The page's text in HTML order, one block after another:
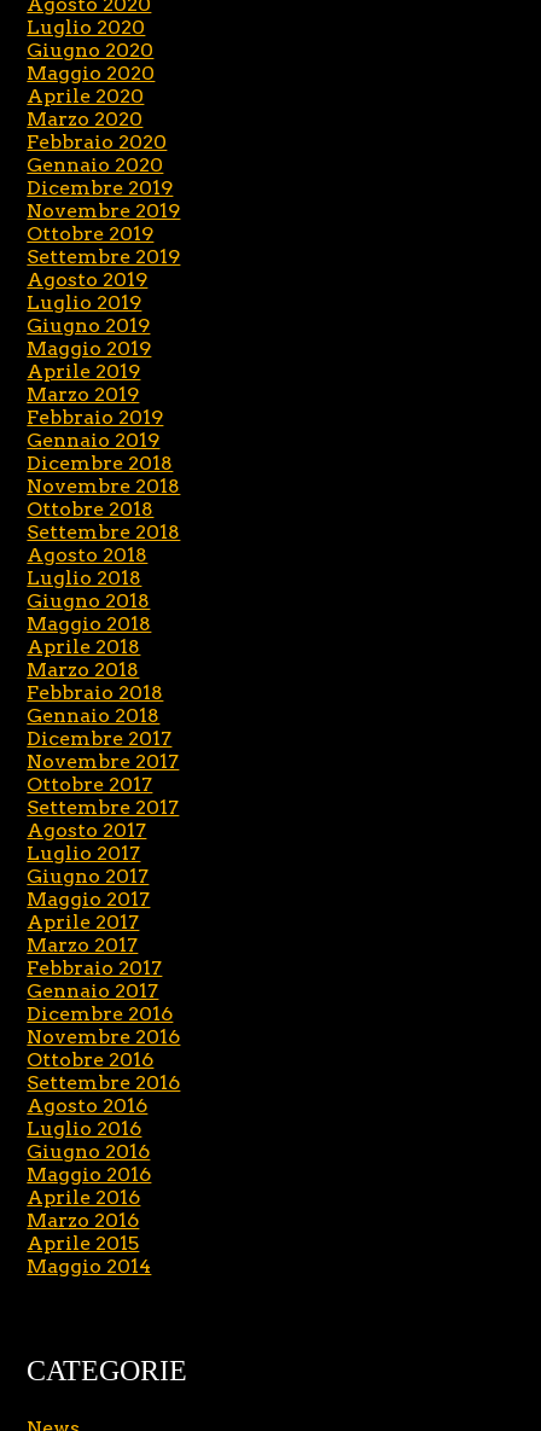
Luglio 2020
Giugno 2020
Maggio 2020
Aprile 2020
Marzo 2020
Febbraio 2020
Gennaio 2020
Dicembre 2019
Novembre 2019
Ottobre 2019
Settembre 2019
Agosto 2019
Luglio 2019
Giugno 2019
Maggio 2019
Aprile 2019
Marzo 2019
Febbraio 2019
Gennaio 2019
Dicembre 2018
Novembre 2018
Ottobre 2018
Settembre 2018
Agosto 2018
Luglio 2018
Giugno 2018
Maggio 2018
Aprile 2018
Marzo 2018
Febbraio 2018
Gennaio 2018
Dicembre 2017
Novembre 2017
Ottobre 2017
Settembre 2017
Agosto 2017
Luglio 2017
Giugno 2017
Maggio 2017
Aprile 2017
Marzo 2017
Febbraio 2017
Gennaio 2017
Dicembre 2016
Novembre 2016
Ottobre 2016
Settembre 2016
Agosto 2016
Luglio 2016
Giugno 2016
Maggio 2016
Aprile 2016
Marzo 2016
Aprile 2015
Maggio 2014
CATEGORIE